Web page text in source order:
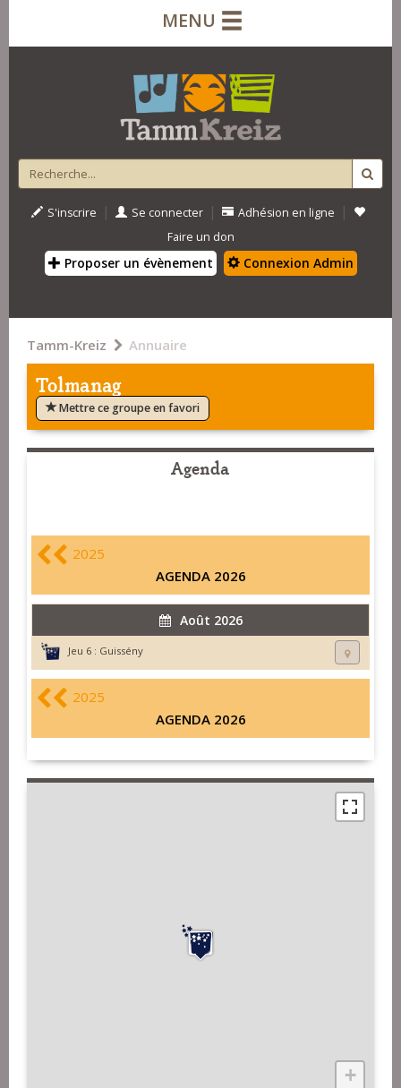
MENU
S'inscrire | Se connecter | Adhésion en ligne |
Faire un don
Proposer un évènement Connexion Admin
Tamm-Kreiz Annuaire
Tolmanag
Mettre ce groupe en favori
Agenda
2025
AGENDA 2026
Août 2026
Jeu 6 : Guissény
2025
AGENDA 2026
+